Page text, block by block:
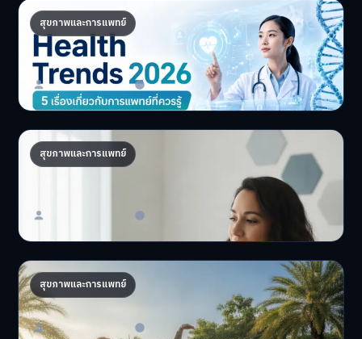
สุขภาพและการแพทย์
Health Trends 2026: 5 เรื่องเกี่ยวกับการ
แพทย์ที่ควรรู้
5 Health Trends 2026 เ…
Master Bussiness 30 มิถุนายน 2026
สุขภาพและการแพทย์
ถอดรหัส DNA จัดโภชนาการส่วนตัว เทรนด์
สุขภาพ 2026
23 มิถุนายน 2026
สุขภาพและการแพทย์
AI จัดทริปสุขภาพ: เทรนด์ใหม่ท่องเที่ยวไทยไฮเทค
AI จัดทริปสุขภาพนำเทรน…
Master Bussiness 17 มิถุนายน 2026